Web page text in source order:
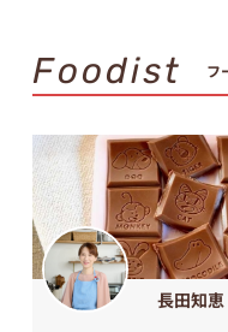
Foodist フ
長田知恵